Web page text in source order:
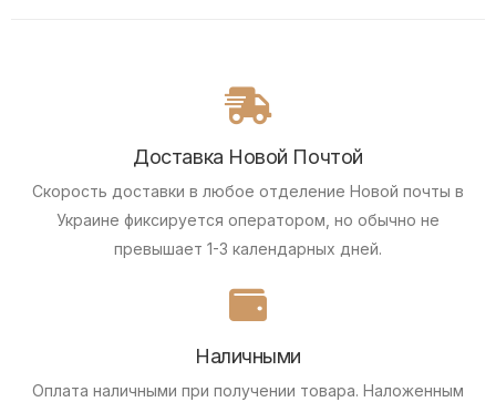
Доставка Новой Почтой
Скорость доставки в любое отделение Новой почты в
Украине фиксируется оператором, но обычно не
превышает 1-3 календарных дней.
Наличными
Оплата наличными при получении товара. Наложенным